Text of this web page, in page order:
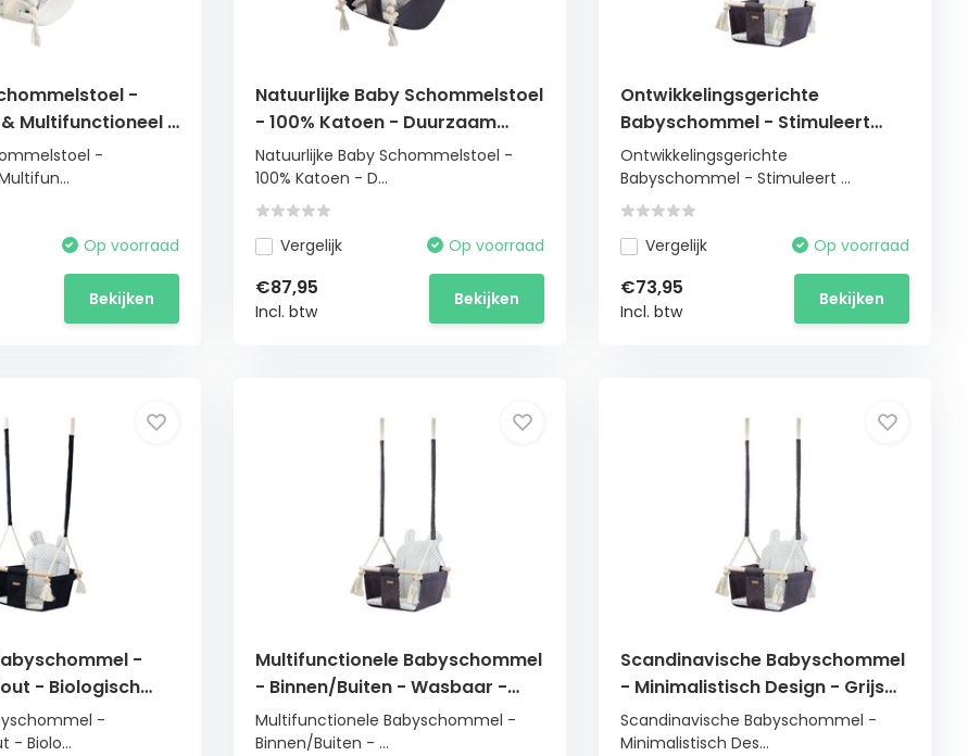
-
Multifunctioneel -
-
Op voorraad
Bekijken
Natuurlijke Baby Schommelstoel
- 100% Katoen - Duurzaam
Houten Frame
Natuurlijke Baby Schommelstoel -
100% Katoen - D...
Vergelijk Op voorraad
€87,95
Incl. btw
Bekijken
Ontwikkelingsgerichte
Babyschommel - Stimuleert
Motoriek - 10m+ tot 20kg
Ontwikkelingsgerichte
Babyschommel - Stimuleert ...
Vergelijk Op voorraad
€73,95
Incl. btw
Bekijken
-
- Biologisch
20kg
-
- Biolo...
Multifunctionele Babyschommel
- Binnen/Buiten - Wasbaar -
10m+
Multifunctionele Babyschommel -
Binnen/Buiten - ...
Scandinavische Babyschommel
- Minimalistisch Design - Grijs
Katoen
Scandinavische Babyschommel -
Minimalistisch Des...